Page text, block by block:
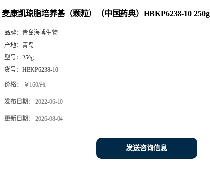
麦康凯琼脂培养基（颗粒）（中国药典）HBKP6238-10 250g
品牌： 青岛海博生物
产地： 青岛
型号： 250g
货号： HBKP6238-10
价格： ￥160/瓶
发布日期： 2022-06-10
更新日期： 2026-08-04
发送咨询信息